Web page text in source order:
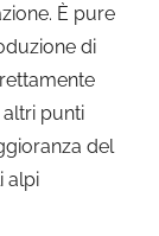
È pure
di
punti
del
alpi